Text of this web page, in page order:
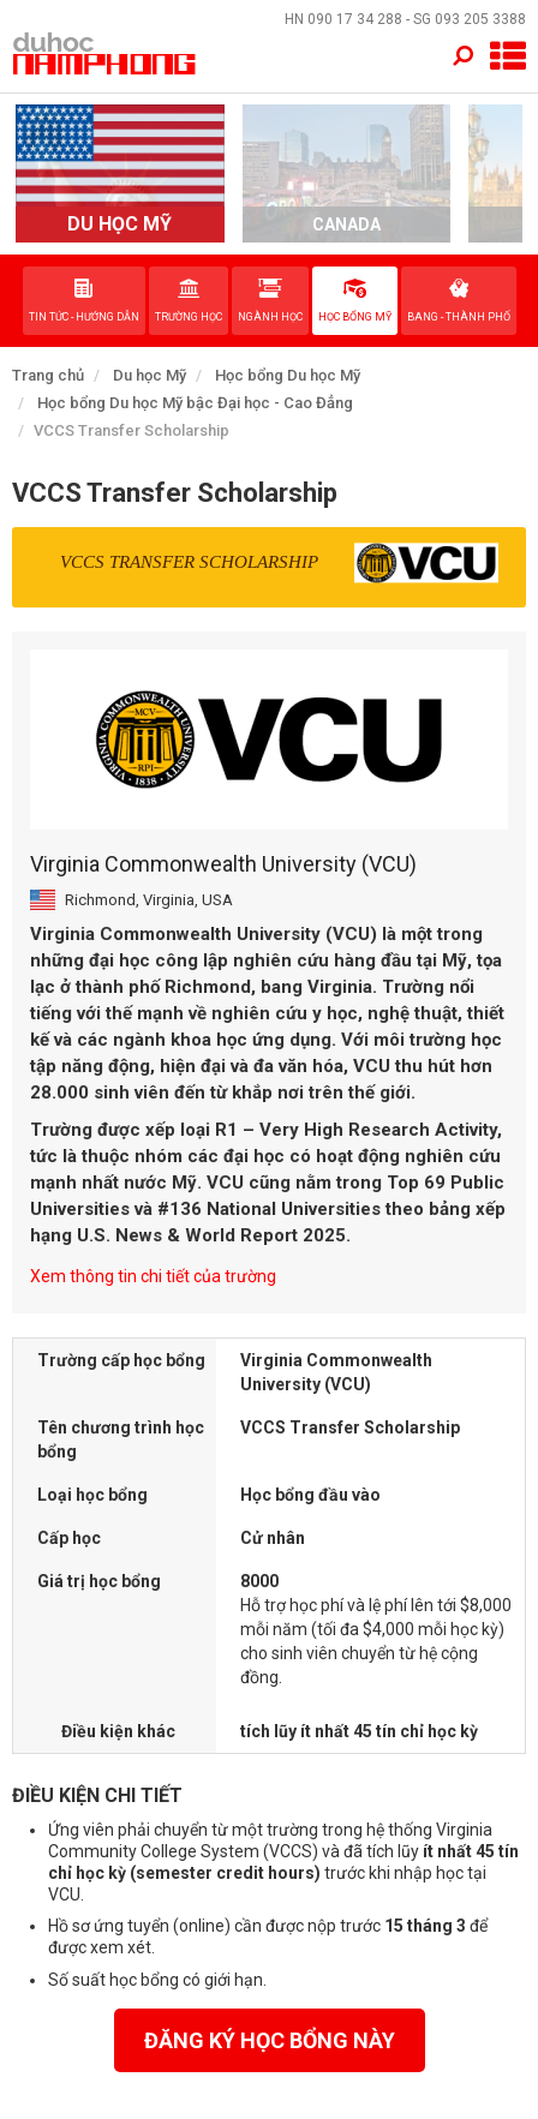
HN 090 17 34 288 - SG 093 205 3388
DU HỌC MỸ CANADA
TIN TỨC - HƯỚNG DẪN TRƯỜNG HỌC NGÀNH HỌC HỌC BỔNG MỸ BANG - THÀNH PHỐ
Trang chủ Du học Mỹ
Học bổng Du học Mỹ
Học bổng Du học Mỹ bậc Đại học - Cao Đẳng
VCCS Transfer Scholarship
VCCS Transfer Scholarship
VCCS TRANSFER SCHOLARSHIP
Virginia Commonwealth University (VCU)
Richmond, Virginia, USA
Virginia Commonwealth University (VCU) là một trong
những đại học công lập nghiên cứu hàng đầu tại Mỹ, tọa
lạc ở thành phố Richmond, bang Virginia. Trường nổi
tiếng với thế mạnh về nghiên cứu y học, nghệ thuật, thiết
kế và các ngành khoa học ứng dụng. Với môi trường học
tập năng động, hiện đại và đa văn hóa, VCU thu hút hơn
28.000 sinh viên đến từ khắp nơi trên thế giới.
Trường được xếp loại R1 – Very High Research Activity,
tức là thuộc nhóm các đại học có hoạt động nghiên cứu
mạnh nhất nước Mỹ. VCU cũng nằm trong Top 69 Public
Universitiesvà #136 National Universitiestheo bảng xếp
hạng U.S. News & World Report 2025.
Xem thông tin chi tiết của trường
Trường cấp học bổng
Virginia Commonwealth
University (VCU)
Tên chương trình học
bổng
VCCS Transfer Scholarship
Loại học bổng Học bổng đầu vào
Cấp học Cử nhân
Giá trị học bổng
8000
Hỗ trợ học phí và lệ phí lên tới $8,000
mỗi năm (tối đa $4,000 mỗi học kỳ)
cho sinh viên chuyển từ hệ cộng
đồng.
Điều kiện khác tích lũy ít nhất 45 tín chỉ học kỳ
ĐIỀU KIỆN CHI TIẾT
Ứng viên phải chuyển từ một trường trong hệ thống Virginia
Community College System (VCCS) và đã tích lũy ít nhất 45 tín
chỉ học kỳ (semester credit hours) trước khi nhập học tại
VCU.
Hồ sơ ứng tuyển (online) cần được nộp trước 15 tháng 3 để
được xem xét.
Số suất học bổng có giới hạn.
ĐĂNG KÝ HỌC BỔNG NÀY
×
TRANG CHỦ
QUỐC GIA
EVENTS
DỊCH VỤ
VỀ NAM PHONG
LIÊN HỆ